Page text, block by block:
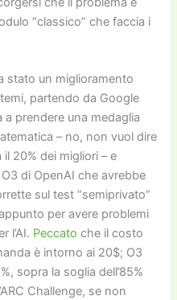
“classico” che faccia i
stato un miglioramento
partendo da Google
prendere una medaglia
– no, non vuol dire
20% dei migliori – e
di OpenAI che avrebbe
sul test “semiprivato”
per avere problemi
l’AI. Peccato che il costo
è intorno ai 20$; O3
sopra la soglia dell’85%
Challenge, se non